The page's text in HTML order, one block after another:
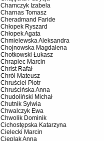
Chamczyk Izabela
Charnas Tomasz
Cheradmand Faride
Chłopek Ryszard
Chłopek Agata
Chmielewska Aleksandra
Chojnowska Magdalena
Chotkowski Łukasz
Chrapiec Marcin
Christ Rafał
Chról Mateusz
Chruściel Piotr
Chruścińska Anna
Chudoliński Michał
Chutnik Sylwia
Chwalczyk Ewa
Chwolik Dominik
Cichostępska Katarzyna
Cielecki Marcin
Cieplak Anna